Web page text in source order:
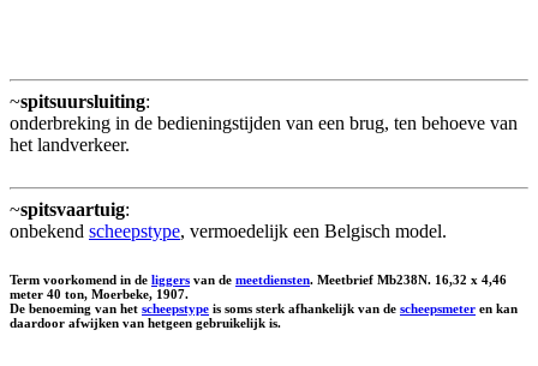
~spitsuursluiting:
onderbreking in de bedieningstijden van een brug, ten behoeve van
het landverkeer.
~spitsvaartuig:
onbekend scheepstype, vermoedelijk een Belgisch model.
Term voorkomend in de liggers van de meetdiensten. Meetbrief Mb238N. 16,32 x 4,46
meter 40 ton, Moerbeke, 1907.
De benoeming van het scheepstype is soms sterk afhankelijk van de scheepsmeter en kan
daardoor afwijken van hetgeen gebruikelijk is.